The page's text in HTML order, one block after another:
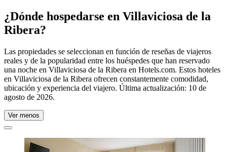
¿Dónde hospedarse en Villaviciosa de la
Ribera?
Las propiedades se seleccionan en función de reseñas de viajeros
reales y de la popularidad entre los huéspedes que han reservado
una noche en Villaviciosa de la Ribera en Hotels.com. Estos hoteles
en Villaviciosa de la Ribera ofrecen constantemente comodidad,
ubicación y experiencia del viajero. Última actualización: 10 de
agosto de 2026.
Ver menos